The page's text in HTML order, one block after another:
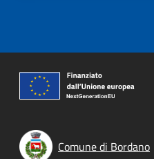
Comune di Bordano